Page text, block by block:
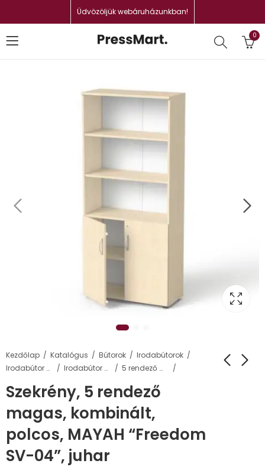
Üdvözöljük webáruházunkban!
0
Kezdőlap Katalógus Bútorok
Irodabútorok
Irodabútor család
Irodabútor szekrények és elemeik 5 rendező magas szekrények
Szekrény, 5 rendező
magas, kombinált,
polcos, MAYAH “Freedom
SV-04”, juhar